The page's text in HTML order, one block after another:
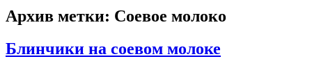
Архив метки: Соевое молоко
Блинчики на соевом молоке